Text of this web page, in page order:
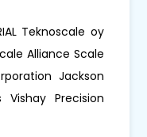
Teknoscale oy
Alliance Scale
Jackson
Vishay Precision